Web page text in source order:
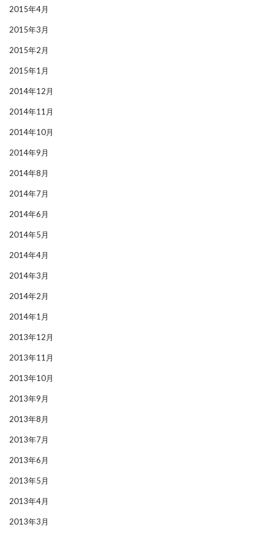
2015年4月
2015年3月
2015年2月
2015年1月
2014年12月
2014年11月
2014年10月
2014年9月
2014年8月
2014年7月
2014年6月
2014年5月
2014年4月
2014年3月
2014年2月
2014年1月
2013年12月
2013年11月
2013年10月
2013年9月
2013年8月
2013年7月
2013年6月
2013年5月
2013年4月
2013年3月